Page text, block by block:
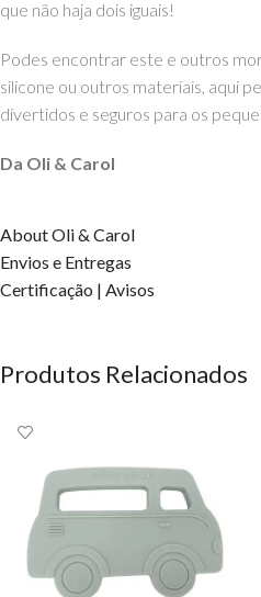
que não haja dois iguais!
Podes encontrar este e outros
silicone ou outros materiais, aqui
divertidos e seguros para os
Da Oli & Carol
About Oli & Carol
Envios e Entregas
Certificação | Avisos
Produtos Relacionados